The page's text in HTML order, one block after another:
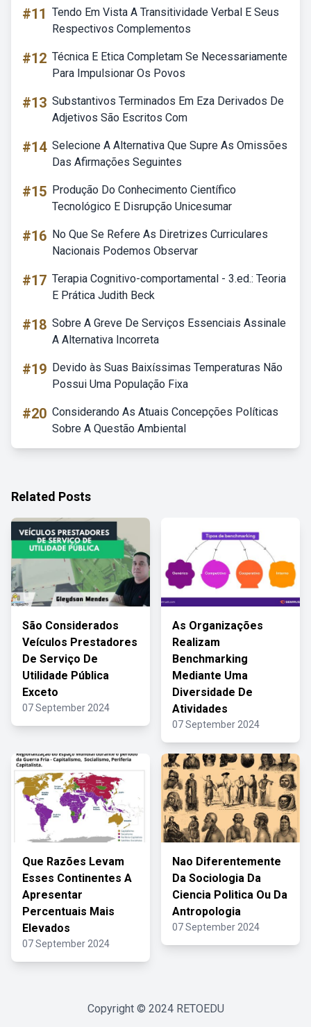
#11 Tendo Em Vista A Transitividade Verbal E Seus
Respectivos Complementos
#12 Técnica E Etica Completam Se Necessariamente
Para Impulsionar Os Povos
#13 Substantivos Terminados Em Eza Derivados De
Adjetivos São Escritos Com
#14 Selecione A Alternativa Que Supre As Omissões
Das Afirmações Seguintes
#15 Produção Do Conhecimento Científico
Tecnológico E Disrupção Unicesumar
#16 No Que Se Refere As Diretrizes Curriculares
Nacionais Podemos Observar
#17 Terapia Cognitivo-comportamental - 3.ed.: Teoria
E Prática Judith Beck
#18 Sobre A Greve De Serviços Essenciais Assinale
A Alternativa Incorreta
#19 Devido às Suas Baixíssimas Temperaturas Não
Possui Uma População Fixa
#20 Considerando As Atuais Concepções Políticas
Sobre A Questão Ambiental
Related Posts
São Considerados
Veículos Prestadores
De Serviço De
Utilidade Pública
Exceto
07 September 2024
As Organizações
Realizam
Benchmarking
Mediante Uma
Diversidade De
Atividades
07 September 2024
Que Razões Levam
Esses Continentes A
Apresentar
Percentuais Mais
Elevados
07 September 2024
Nao Diferentemente
Da Sociologia Da
Ciencia Politica Ou Da
Antropologia
07 September 2024
Copyright © 2024 RETOEDU